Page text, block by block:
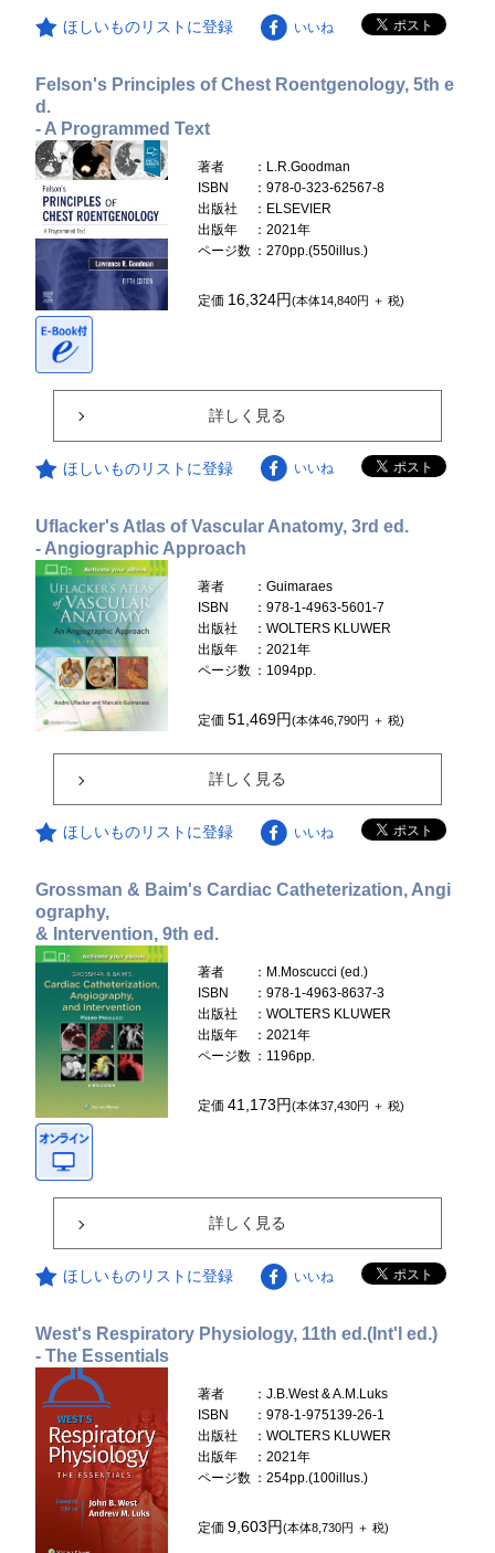
ほしいものリストに登録 いいね
Felson's Principles of Chest Roentgenology, 5th e
d.
- A Programmed Text
著者
：L.R.Goodman
ISBN
：978-0-323-62567-8
出版社
：ELSEVIER
出版年
：2021年
ページ数 ：270pp.(550illus.)
定価 16,324円(本体14,840円 ＋ 税)
詳しく見る
ほしいものリストに登録 いいね
Uflacker's Atlas of Vascular Anatomy, 3rd ed.
- Angiographic Approach
著者
：Guimaraes
ISBN
：978-1-4963-5601-7
出版社
：WOLTERS KLUWER
出版年
：2021年
ページ数 ：1094pp.
定価51,469円(本体46,790円 ＋ 税)
詳しく見る
ほしいものリストに登録 いいね
Grossman & Baim's Cardiac Catheterization, Angi
ography,
& Intervention, 9th ed.
著者
：M.Moscucci (ed.)
ISBN
：978-1-4963-8637-3
出版社
：WOLTERS KLUWER
出版年
：2021年
ページ数 ：1196pp.
定価41,173円(本体37,430円 ＋ 税)
詳しく見る
ほしいものリストに登録 いいね
West's Respiratory Physiology, 11th ed.(Int'l ed.)
- The Essentials
著者
：J.B.West & A.M.Luks
ISBN
：978-1-975139-26-1
出版社
：WOLTERS KLUWER
出版年
：2021年
ページ数 ：254pp.(100illus.)
定価9,603円(本体8,730円 ＋ 税)